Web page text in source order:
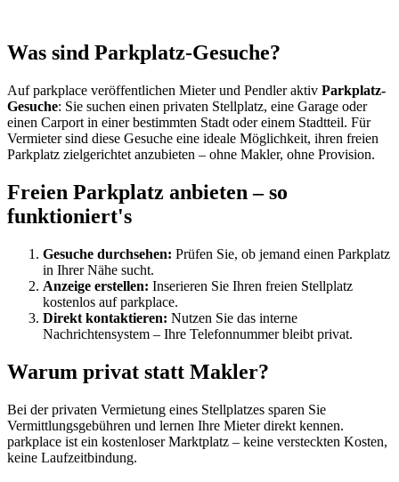
Was sind Parkplatz-Gesuche?
Auf parkplace veröffentlichen Mieter und Pendler aktiv Parkplatz-
Gesuche: Sie suchen einen privaten Stellplatz, eine Garage oder
einen Carport in einer bestimmten Stadt oder einem Stadtteil. Für
Vermieter sind diese Gesuche eine ideale Möglichkeit, ihren freien
Parkplatz zielgerichtet anzubieten – ohne Makler, ohne Provision.
Freien Parkplatz anbieten – so
funktioniert's
Gesuche durchsehen: Prüfen Sie, ob jemand einen Parkplatz
in Ihrer Nähe sucht.
Anzeige erstellen: Inserieren Sie Ihren freien Stellplatz
kostenlos auf parkplace.
Direkt kontaktieren: Nutzen Sie das interne
Nachrichtensystem – Ihre Telefonnummer bleibt privat.
Warum privat statt Makler?
Bei der privaten Vermietung eines Stellplatzes sparen Sie
Vermittlungsgebühren und lernen Ihre Mieter direkt kennen.
parkplace ist ein kostenloser Marktplatz – keine versteckten Kosten,
keine Laufzeitbindung.